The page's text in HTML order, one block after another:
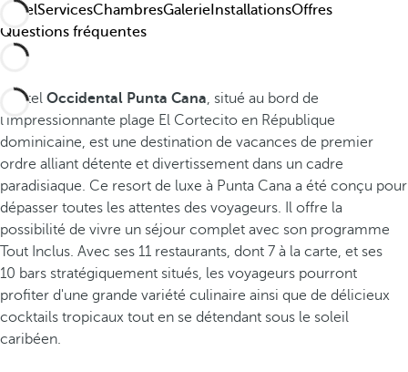
HôtelServicesChambresGalerie InstallationsOffres
Questions fréquentes
L'hôtel Occidental Punta Cana, situé au bord de
l'impressionnante plage El Cortecito en République
dominicaine, est une destination de vacances de premier
ordre alliant détente et divertissement dans un cadre
paradisiaque. Ce resort de luxe à Punta Cana a été conçu pour
dépasser toutes les attentes des voyageurs. Il offre la
possibilité de vivre un séjour complet avec son programme
Tout Inclus. Avec ses 11 restaurants, dont 7 à la carte, et ses
10 bars stratégiquement situés, les voyageurs pourront
profiter d'une grande variété culinaire ainsi que de délicieux
cocktails tropicaux tout en se détendant sous le soleil
caribéen.